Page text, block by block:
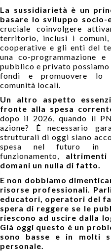
La sussidiarietà è un
basare lo sviluppo socio-
cruciale coinvolgere
territorio, inclusi i
cooperative e gli enti del
una co-programmazione
pubblico e privato
fondi e promuovere lo
comunità locali.
Un altro aspetto
fronte alla spesa
dopo il 2026, quando il
azione? È necessario
strutturali di oggi siano
spesa nel futuro in
funzionamento,
domani un nulla di fatto.
E non dobbiamo
risorse professionali.
educatori, operatori del
spera di reggere se le
riescono ad uscire dalla
Già oggi questo è un
sono basse e in molti
personale.